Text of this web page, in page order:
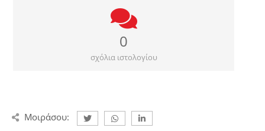
0
σχόλια ιστολογίου
Μοιράσου: